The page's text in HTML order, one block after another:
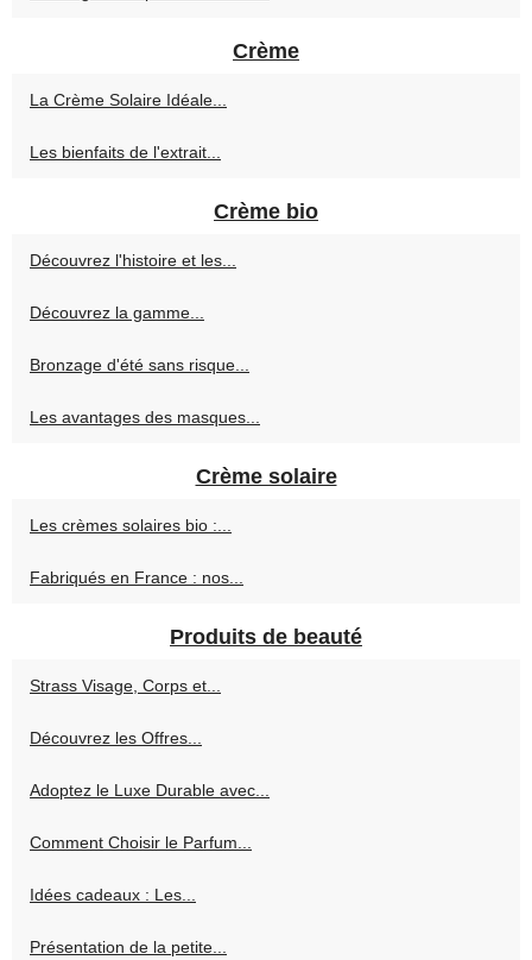
Crème
La Crème Solaire Idéale...
Les bienfaits de l'extrait...
Crème bio
Découvrez l'histoire et les...
Découvrez la gamme...
Bronzage d'été sans risque...
Les avantages des masques...
Crème solaire
Les crèmes solaires bio :...
Fabriqués en France : nos...
Produits de beauté
Strass Visage, Corps et...
Découvrez les Offres...
Adoptez le Luxe Durable avec...
Comment Choisir le Parfum...
Idées cadeaux : Les...
Présentation de la petite...